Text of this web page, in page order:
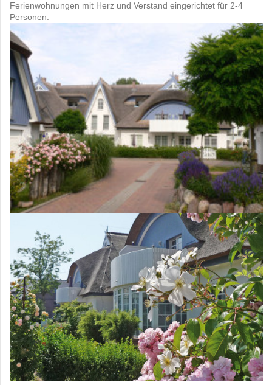
Ferienwohnungen mit Herz und Verstand eingerichtet für 2-4
Personen.